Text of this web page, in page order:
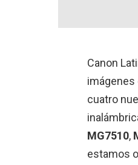
Canon
imágenes
cuatro
MG7510,
estamos